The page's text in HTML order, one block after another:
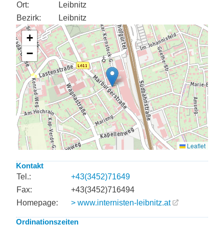
Ort:
Leibnitz
Bezirk:
Leibnitz
Kontakt
Tel.:
+43(3452)71649
Fax:
+43(3452)716494
Homepage:
> www.internisten-leibnitz.at
Ordinationszeiten